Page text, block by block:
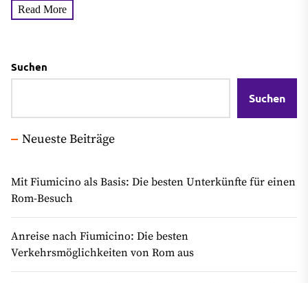
Read More
Suchen
Suchen
Neueste Beiträge
Mit Fiumicino als Basis: Die besten Unterkünfte für einen
Rom-Besuch
Anreise nach Fiumicino: Die besten
Verkehrsmöglichkeiten von Rom aus